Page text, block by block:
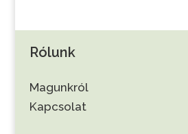
Rólunk
Magunkról
Kapcsolat